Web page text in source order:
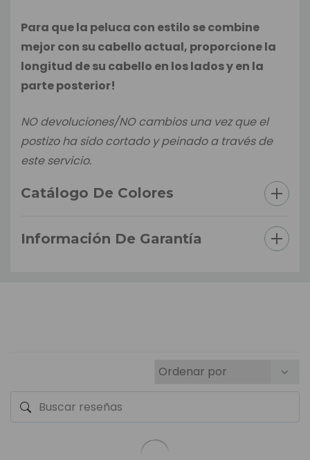
Para que la peluca con estilo se combine
mejor con su cabello actual, proporcione la
longitud de su cabello en los lados y en la
parte posterior!
NO devoluciones/NO cambios una vez que el
postizo ha sido cortado y peinado a través de
este servicio.
Catálogo De Colores
Información De Garantía